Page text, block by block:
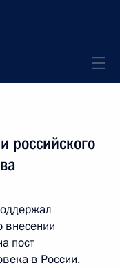
российского
внесении
пост
в России.